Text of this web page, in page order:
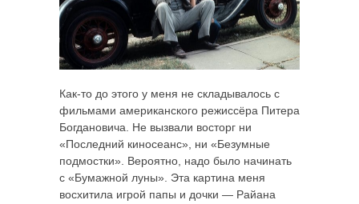
Как-то до этого у меня не складывалось с
фильмами американского режиссёра Питера
Богдановича. Не вызвали восторг ни
«Последний киносеанс», ни «Безумные
подмостки». Вероятно, надо было начинать
с «Бумажной луны». Эта картина меня
восхитила игрой папы и дочки — Райана